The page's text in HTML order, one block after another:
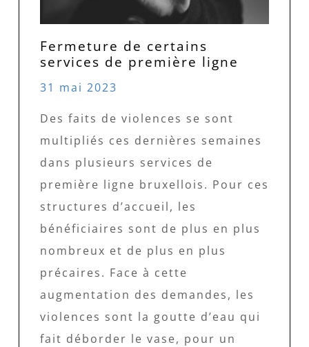
Fermeture de certains
services de première ligne
31 mai 2023
Des faits de violences se sont
multipliés ces dernières semaines
dans plusieurs services de
première ligne bruxellois. Pour ces
structures d’accueil, les
bénéficiaires sont de plus en plus
nombreux et de plus en plus
précaires. Face à cette
augmentation des demandes, les
violences sont la goutte d’eau qui
fait déborder le vase, pour un